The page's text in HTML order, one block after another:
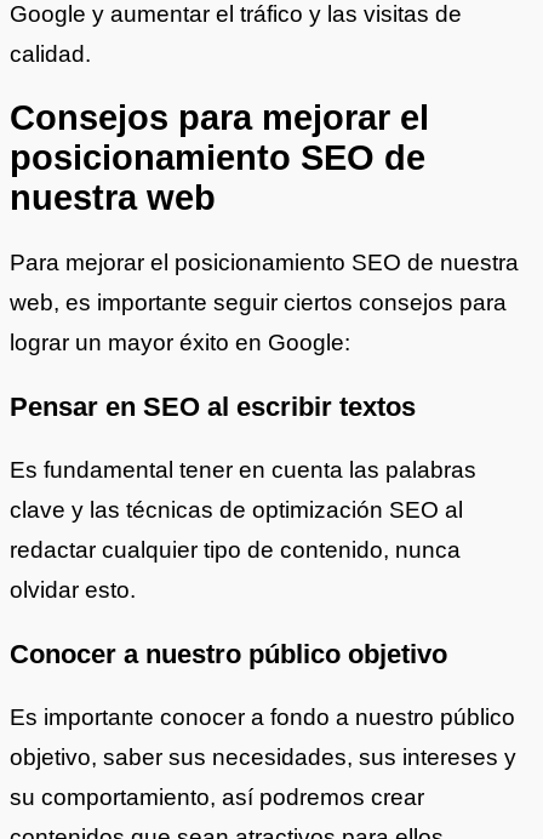
Google y aumentar el tráfico y las visitas de
calidad.
Consejos para mejorar el
posicionamiento SEO de
nuestra web
Para mejorar el posicionamiento SEO de nuestra
web, es importante seguir ciertos consejos para
lograr un mayor éxito en Google:
Pensar en SEO al escribir textos
Es fundamental tener en cuenta las palabras
clave y las técnicas de optimización SEO al
redactar cualquier tipo de contenido, nunca
olvidar esto.
Conocer a nuestro público objetivo
Es importante conocer a fondo a nuestro público
objetivo, saber sus necesidades, sus intereses y
su comportamiento, así podremos crear